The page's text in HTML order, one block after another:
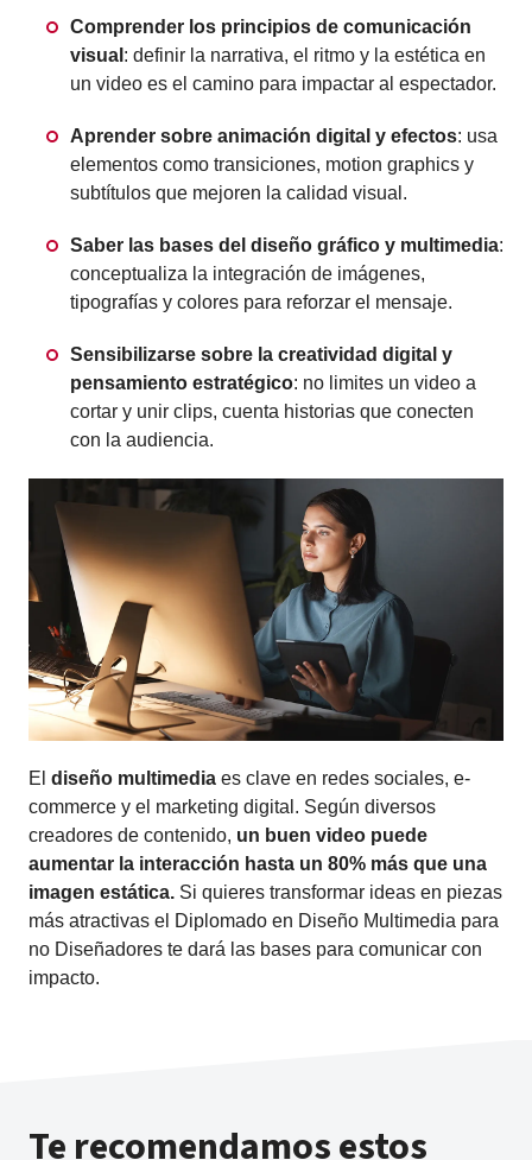
Comprender los principios de comunicación
visual : definir la narrativa, el ritmo y la estética en
un video es el camino para impactar al espectador.
Aprender sobre animación digital y efectos: usa
elementos como transiciones, motion graphics y
subtítulos que mejoren la calidad visual.
Saber las bases del diseño gráfico y multimedia:
conceptualiza la integración de imágenes,
tipografías y colores para reforzar el mensaje.
Sensibilizarse sobre la creatividad digital y
pensamiento estratégico: no limites un video a
cortar y unir clips, cuenta historias que conecten
con la audiencia.
El diseño multimedia es clave en redes sociales, e-
commerce y el marketing digital. Según diversos
creadores de contenido, un buen video puede
aumentar la interacción hasta un 80% más que una
imagen estática. Si quieres transformar ideas en piezas
más atractivas el Diplomado en Diseño Multimedia para
no Diseñadores te dará las bases para comunicar con
impacto.
Te recomendamos estos